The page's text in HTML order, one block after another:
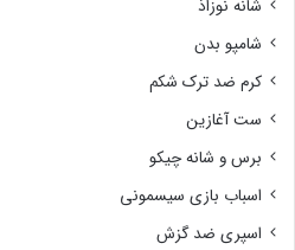
شانه نوزاذ
شامپو بدن
کرم ضد ترک شکم
ست آغازین
برس و شانه چیکو
اسباب بازی سیسمونی
اسپری ضد گزش